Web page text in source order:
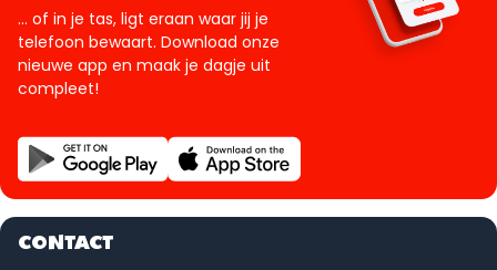
... of in je tas, ligt eraan waar jij je
telefoon bewaart. Download onze
nieuwe app en maak je dagje uit
compleet!
CONTACT